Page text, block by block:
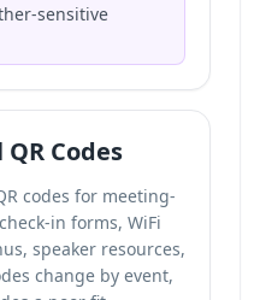
sensitive
Codes
codes for meeting-
in forms, WiFi
speaker resources,
change by event,